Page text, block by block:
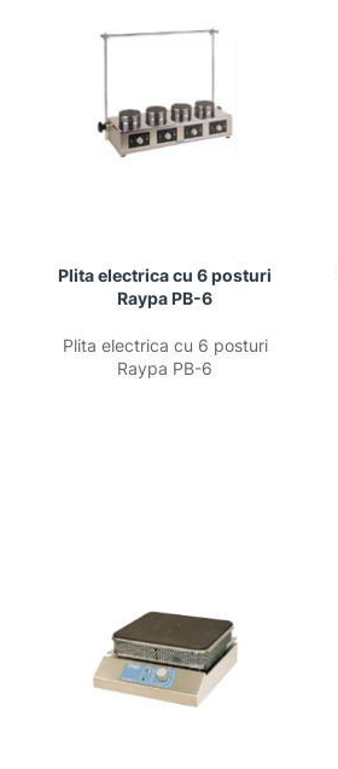
Plita electrica cu 6 posturi
Raypa PB-6
Plita electrica cu 6 posturi
Raypa PB-6